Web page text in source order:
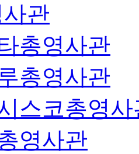
관
총영사관
총영사관
스코총영사
영사관